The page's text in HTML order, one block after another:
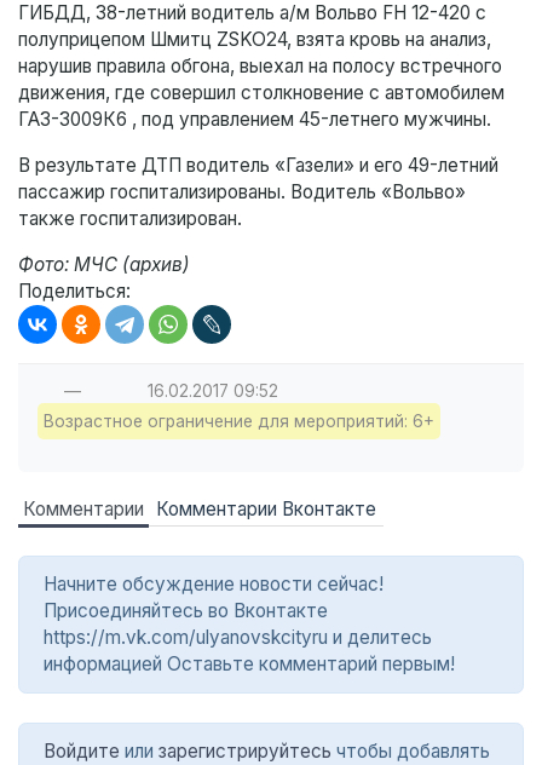
ГИБДД, 38-летний водитель а/м Вольво FH 12-420 c
полуприцепом Шмитц ZSKO24, взята кровь на анализ,
нарушив правила обгона, выехал на полосу встречного
движения, где совершил столкновение с автомобилем
ГАЗ-3009К6 , под управлением 45-летнего мужчины.
В результате ДТП водитель «Газели» и его 49-летний
пассажир госпитализированы. Водитель «Вольво»
также госпитализирован.
Фото: МЧС (архив)
Поделиться:
— 16.02.2017 09:52
Возрастное ограничение для мероприятий: 6+
Комментарии Комментарии Вконтакте
Начните обсуждение новости сейчас!
Присоединяйтесь во Вконтакте
https://m.vk.com/ulyanovskcityru и делитесь
информацией Оставьте комментарий первым!
Войдите или зарегистрируйтесь чтобы добавлять